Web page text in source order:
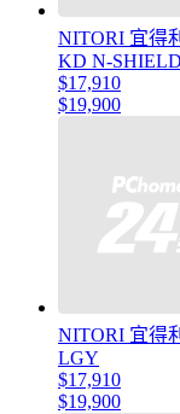
NITORI 宜得
KD N-
$17,910
$19,900
NITORI 宜得
LGY
$17,910
$19,900